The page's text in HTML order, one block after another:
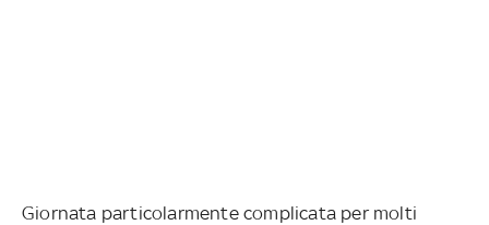
Giornata particolarmente complicata per molti